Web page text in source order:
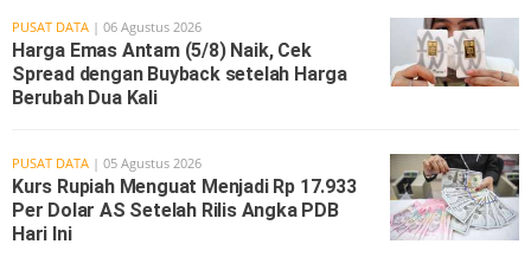
PUSAT DATA | 06 Agustus 2026
Harga Emas Antam (5/8) Naik, Cek
Spread dengan Buyback setelah Harga
Berubah Dua Kali
PUSAT DATA | 05 Agustus 2026
Kurs Rupiah Menguat Menjadi Rp 17.933
Per Dolar AS Setelah Rilis Angka PDB
Hari Ini